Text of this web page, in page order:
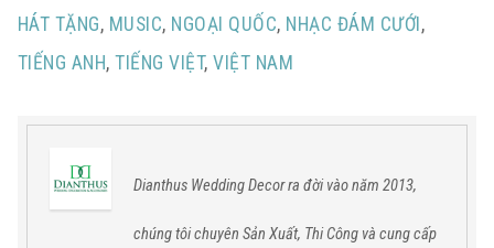
HÁT TẶNG, MUSIC, NGOẠI QUỐC, NHẠC ĐÁM CƯỚI,
TIẾNG ANH,TIẾNG VIỆT,VIỆT NAM
Dianthus Wedding Decor ra đời vào năm 2013,
chúng tôi chuyên Sản Xuất, Thi Công và cung cấp